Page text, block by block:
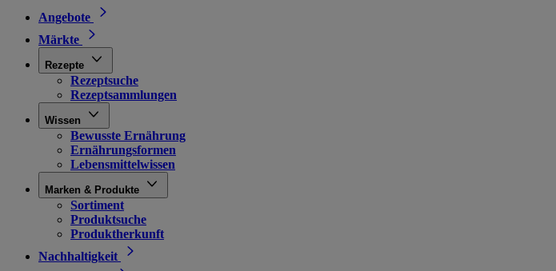
Angebote
Märkte
Rezepte
Rezeptsuche
Rezeptsammlungen
Wissen
Bewusste Ernährung
Ernährungsformen
Lebensmittelwissen
Marken & Produkte
Sortiment
Produktsuche
Produktherkunft
Nachhaltigkeit